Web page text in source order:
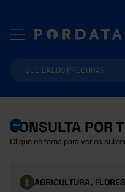
CONSULTA POR
Clique no tema para ver os
AGRICULTURA,